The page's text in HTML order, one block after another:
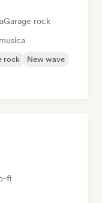
Garage rock
rock
New wave
fi